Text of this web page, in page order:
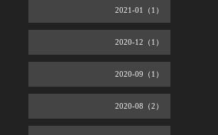
2021-01（1）
2020-12（1）
2020-09（1）
2020-08（2）